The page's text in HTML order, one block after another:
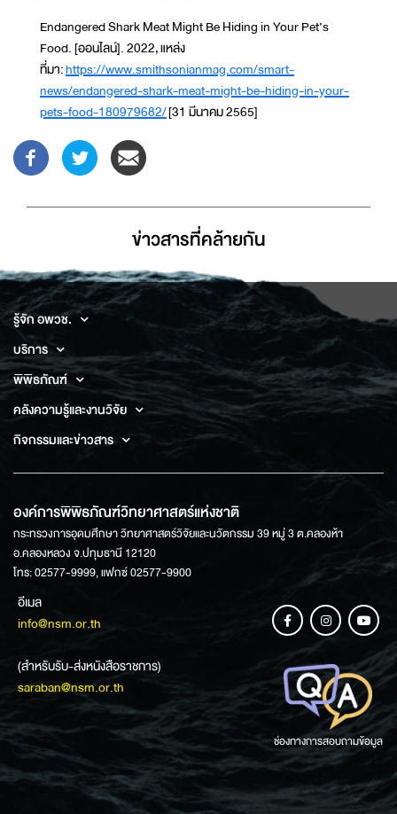
Endangered Shark Meat Might Be Hiding in Your Pet’s
Food. [ออนไลน์]. 2022, แหล่ง
ที่มา:https://www.smithsonianmag.com/smart-
news/endangered-shark-meat-might-be-hiding-in-your-
pets-food-180979682/[31 มีนาคม 2565]
ข่าวสารที่่คล้ายกัน
รู้จัก อพวช.
บริการ
พิพิธภัณฑ์
คลังความรู้และงานวิจัย
กิจกรรมและข่าวสาร
องค์การพิพิธภัณฑ์วิทยาศาสตร์แห่งชาติ
กระทรวงการอุดมศึกษา วิทยาศาสตร์วิจัยและนวัตกรรม 39 หมู่ 3 ต.คลองห้า
อ.คลองหลวง จ.ปทุมธานี 12120
โทร: 02577-9999, แฟกซ์ 02577-9900
อีเมล
info@nsm.or.th
(สำหรับรับ-ส่งหนังสือราชการ)
saraban@nsm.or.th
ช่องทางการสอบถามข้อมูล